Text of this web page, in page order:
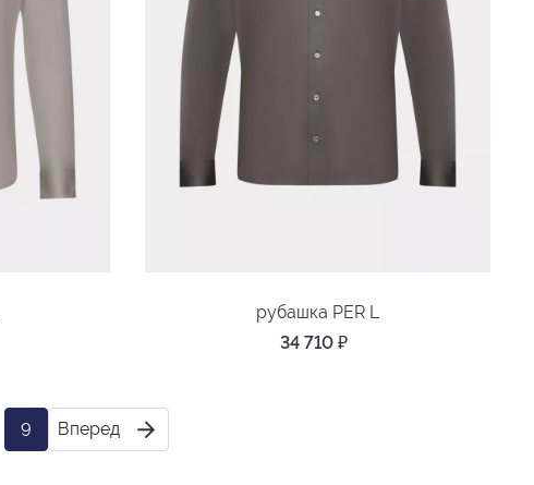
рубашка PER L
34 710 ₽
9 Вперед